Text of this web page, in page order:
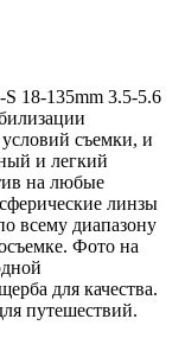
18-135mm 3.5-5.6
съемки, и
и легкий
на любые
линзы
всему диапазону
Фото на
для качества.
путешествий.